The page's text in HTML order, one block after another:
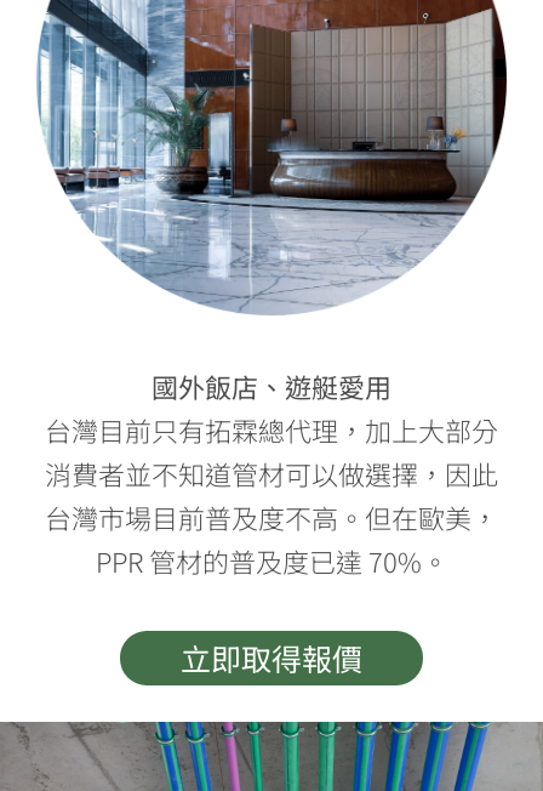
國外飯店、遊艇愛用
台灣目前只有拓霖總代理，加上大部分
消費者並不知道管材可以做選擇，因此
台灣市場目前普及度不高。但在歐美，
PPR 管材的普及度已達 70%。
立即取得報價